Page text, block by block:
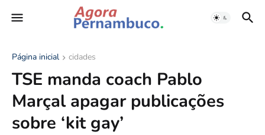
Página inicial cidades
TSE manda coach Pablo
Marçal apagar publicações
sobre ‘kit gay’